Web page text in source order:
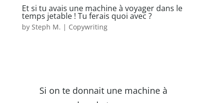
Et si tu avais une machine à voyager dans le
temps jetable ! Tu ferais quoi avec ?
by Steph M. | Copywriting
Si on te donnait une machine à